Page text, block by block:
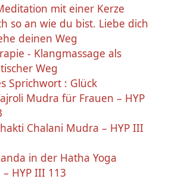
mit einer Kerze
so an wie du bist. Liebe dich
deinen Weg
- Klangmassage als
Weg
Sprichwort : Glück
Mudra für Frauen – HYP
Chalani Mudra – HYP III
in der Hatha Yoga
HYP III 113